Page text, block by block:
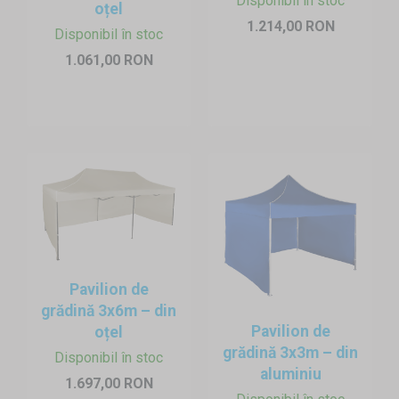
oțel
Disponibil în stoc
1.061,00 RON
1.214,00 RON
Pavilion de
grădină 3x6m – din
oțel
Disponibil în stoc
1.697,00 RON
Pavilion de
grădină 3x3m – din
aluminiu